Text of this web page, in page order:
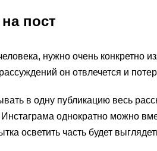
пост
нужно очень конкретно
он отвлечется и
в одну публикацию весь
однократно можно
осветить часть будет